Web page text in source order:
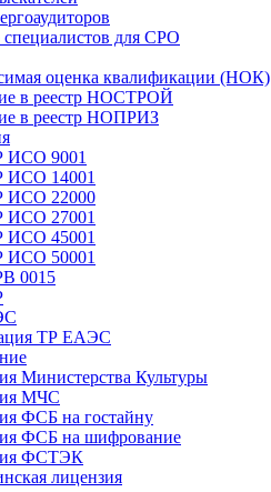
для СРО
оценка квалификации (НОК)
в реестр НОСТРОЙ
в реестр НОПРИЗ
ИСО 9001
ИСО 14001
ИСО 22000
ИСО 27001
ИСО 45001
ИСО 50001
0015
ТР ЕАЭС
Министерства Культуры
МЧС
ФСБ на гостайну
ФСБ на шифрование
ФСТЭК
лицензия